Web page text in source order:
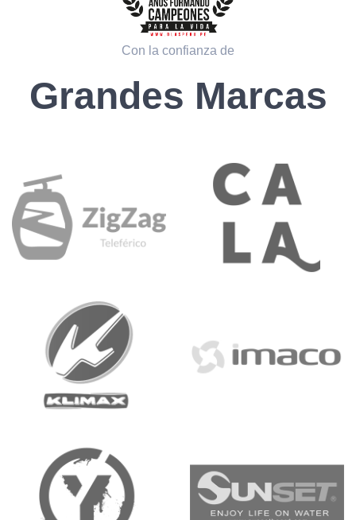
Con la confianza de
Grandes Marcas